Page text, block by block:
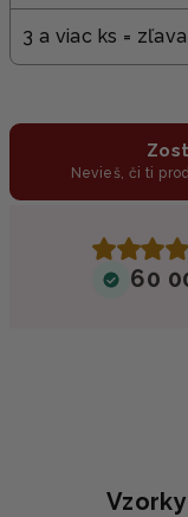
3 a viac ks = zľava
Nevieš, či ti
60
Vzorky